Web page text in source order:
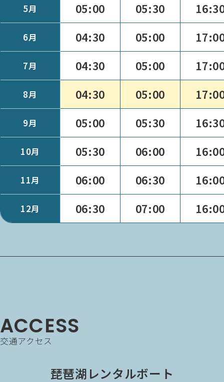
5月 05:00 05:30
6月 04:30 05:00
7月 04:30 05:00
8月 04:30 05:00
9月 05:00 05:30
10月 05:30 06:00
11月 06:00 06:30
12月 06:30 07:00
ACCESS
交通アクセス
琵琶湖レンタルボート